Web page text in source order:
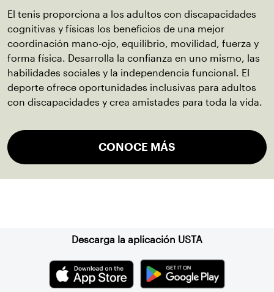
El tenis proporciona a los adultos con discapacidades
cognitivas y físicas los beneficios de una mejor
coordinación mano-ojo, equilibrio, movilidad, fuerza y
forma física. Desarrolla la confianza en uno mismo, las
habilidades sociales y la independencia funcional. El
deporte ofrece oportunidades inclusivas para adultos
con discapacidades y crea amistades para toda la vida.
CONOCE MÁS
Descarga la aplicación USTA